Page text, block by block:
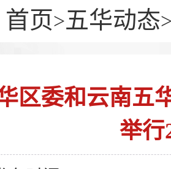
首页>五华动态
区委和云南五
举行